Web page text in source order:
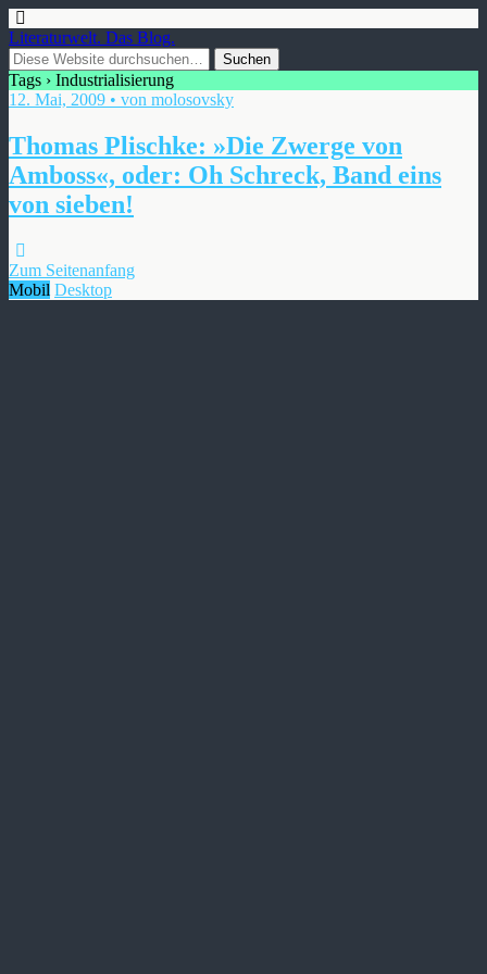
Literaturwelt. Das Blog.
Tags › Industrialisierung
12. Mai, 2009 • von molosovsky
Thomas Plischke: »Die Zwerge von
Amboss«, oder: Oh Schreck, Band eins
von sieben!
Zum Seitenanfang
Mobil Desktop